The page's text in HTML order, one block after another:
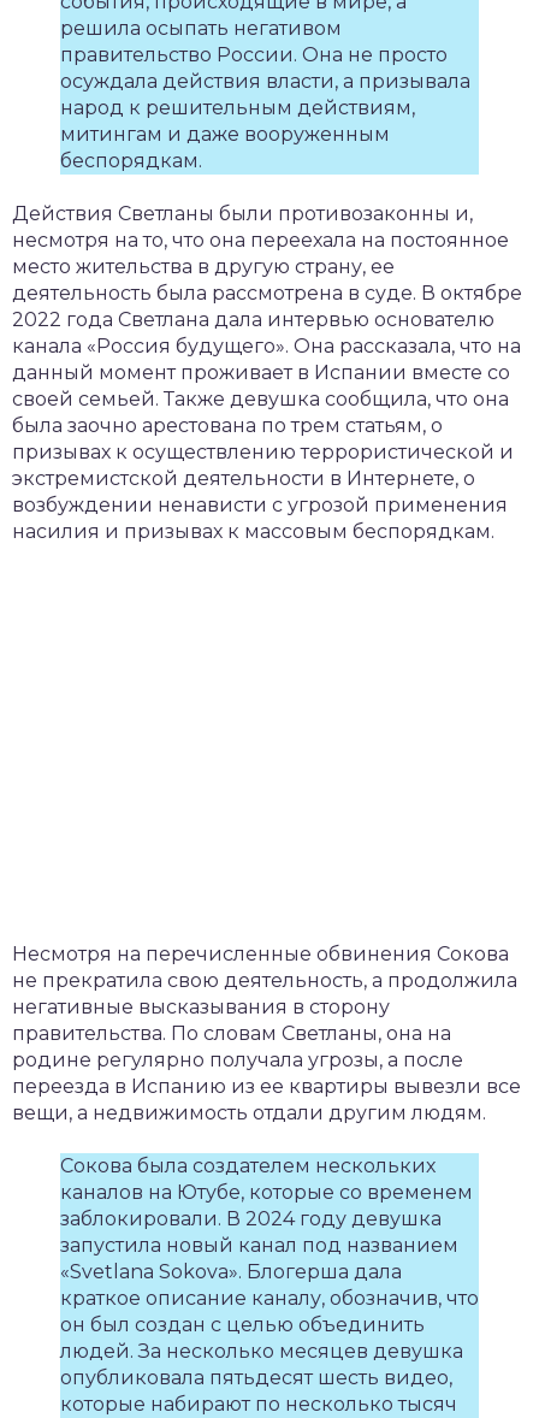
решила осыпать негативом
правительство России. Она не просто
осуждала действия власти, а призывала
народ к решительным действиям,
митингам и даже вооруженным
беспорядкам.
Действия Светланы были противозаконны и,
несмотря на то, что она переехала на постоянное
место жительства в другую страну, ее
деятельность была рассмотрена в суде. В октябре
2022 года Светлана дала интервью основателю
канала «Россия будущего». Она рассказала, что на
данный момент проживает в Испании вместе со
своей семьей. Также девушка сообщила, что она
была заочно арестована по трем статьям, о
призывах к осуществлению террористической и
экстремистской деятельности в Интернете, о
возбуждении ненависти с угрозой применения
насилия и призывах к массовым беспорядкам.
Несмотря на перечисленные обвинения Сокова
не прекратила свою деятельность, а продолжила
негативные высказывания в сторону
правительства. По словам Светланы, она на
родине регулярно получала угрозы, а после
переезда в Испанию из ее квартиры вывезли все
вещи, а недвижимость отдали другим людям.
Сокова была создателем нескольких
каналов на Ютубе, которые со временем
заблокировали. В 2024 году девушка
запустила новый канал под названием
«Svetlana Sokova». Блогерша дала
краткое описание каналу, обозначив, что
он был создан с целью объединить
людей. За несколько месяцев девушка
опубликовала пятьдесят шесть видео,
которые набирают по несколько тысяч